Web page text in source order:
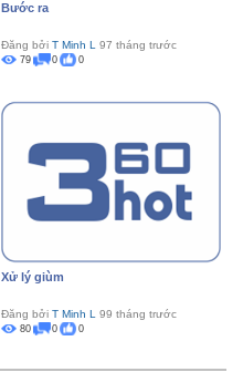
Bước ra
Đăng bởi T Minh L 97 tháng trước
79 0 0
Xử lý giùm
Đăng bởi T Minh L 99 tháng trước
80 0 0